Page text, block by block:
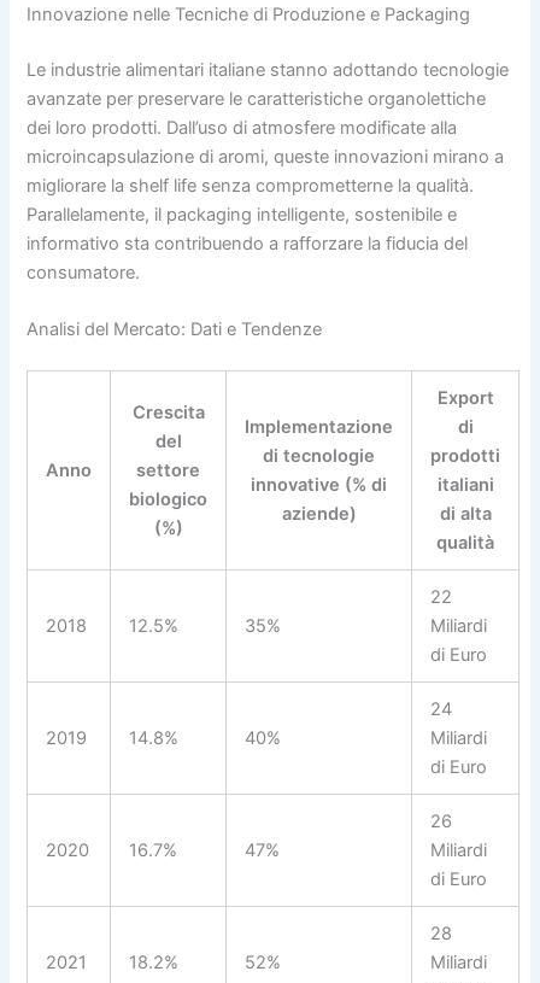
Innovazione nelle Tecniche di Produzione e Packaging
Le industrie alimentari italiane stanno adottando tecnologie
avanzate per preservare le caratteristiche organolettiche
dei loro prodotti. Dall’uso di atmosfere modificate alla
microincapsulazione di aromi, queste innovazioni mirano a
migliorare la shelf life senza comprometterne la qualità.
Parallelamente, il packaging intelligente, sostenibile e
informativo sta contribuendo a rafforzare la fiducia del
consumatore.
Analisi del Mercato: Dati e Tendenze
Anno
Crescita
del
settore
biologico
(%)
Implementazione
di tecnologie
innovative (% di
aziende)
Export
di
prodotti
italiani
di alta
qualità
2018 12.5% 35%
22
Miliardi
di Euro
2019 14.8% 40%
24
Miliardi
di Euro
2020 16.7% 47%
26
Miliardi
di Euro
2021 18.2% 52%
28
Miliardi